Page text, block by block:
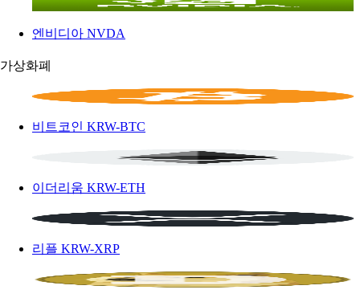
엔비디아 NVDA
가상화폐
비트코인 KRW-BTC
이더리움 KRW-ETH
리플 KRW-XRP